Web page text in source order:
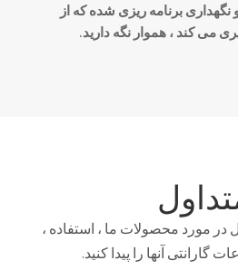
نگهداری برنامه ریزی شده که از
می کند ، هموار نگه دارید.
در مورد محصولات ما ، استفاده ،
گارانتی آنها را پیدا کنید.